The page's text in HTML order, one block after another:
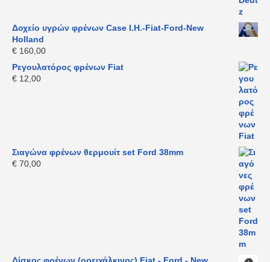
Δοχείο υγρών φρένων Case I.H.-Fiat-Ford-New
Holland
€ 160,00
Ρεγουλατόρος φρένων Fiat
€ 12,00
Σιαγώνα φρένων θερμουίτ set Ford 38mm
€ 70,00
Δίσκος φρένων (ορειχάλκινος) Fiat - Ford - New